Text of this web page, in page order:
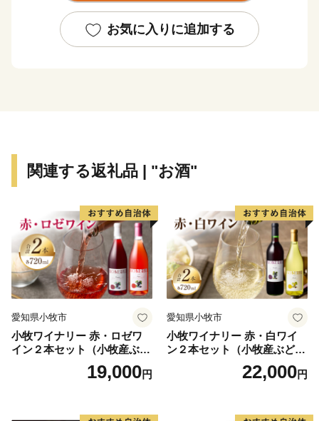
れました！
👉北海道洞爺湖町の「白いおしるこセット」
お気に入りに追加する
関連する返礼品 | "お酒"
愛知県小牧市
小牧ワイナリー 赤・ロゼワ
イン２本セット（小牧産ぶど
19,000円
愛知県小牧市
小牧ワイナリー 赤・白ワイ
ン２本セット（小牧産ぶどう
22,000円